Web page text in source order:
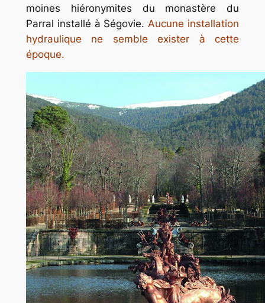
moines hiéronymites du monastère du
Parral installé à Ségovie.Aucune installation
hydraulique ne semble exister à cette
époque.